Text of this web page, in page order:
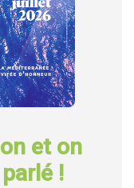
et on
!